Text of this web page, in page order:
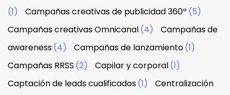
(1)
Campañas creativas de publicidad 360º (5)
Campañas creativas Omnicanal(4)
Campañas de
awareness(4) Campañas de lanzamiento(1)
Campañas RRSS (2) Capilar y corporal(1)
Captación de leads cualificados(1)
Centralización